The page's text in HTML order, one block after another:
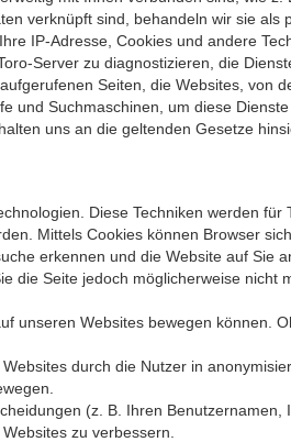
verknüpft sind, behandeln wir sie
IP-Adresse, Cookies und andere
Server zu diagnostizieren, die
Seiten, die Websites, von
und Suchmaschinen, um diese
uns an die geltenden Gesetze
Diese Techniken werden
Mittels Cookies können Browser
erkennen und die Website auf
die Seite jedoch möglicherweise nicht
unseren Websites bewegen
durch die Nutzer in
(z. B. Ihren
zu verbessern.